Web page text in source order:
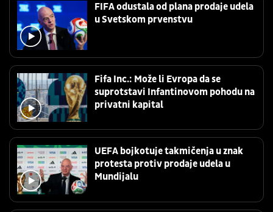
FIFA odustala od plana prodaje udela
u Svetskom prvenstvu
Fifa Inc.: Može li Evropa da se
suprotstavi Infantinovom pohodu na
privatni kapital
UEFA bojkotuje takmičenja u znak
protesta protiv prodaje udela u
Mundijalu